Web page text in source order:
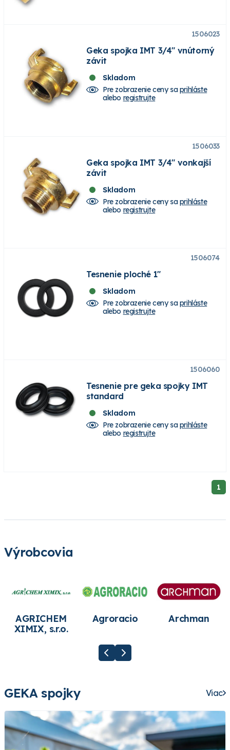
1506023
Geka spojka IMT 3/4" vnútorný
závit
Skladom
Pre zobrazenie ceny saprihláste
alebo registrujte
1506033
Geka spojka IMT 3/4" vonkajší
závit
Skladom
Pre zobrazenie ceny saprihláste
alebo registrujte
1506074
Tesnenie ploché 1"
Skladom
Pre zobrazenie ceny saprihláste
alebo registrujte
1506060
Tesnenie pre geka spojky IMT
standard
Skladom
Pre zobrazenie ceny saprihláste
alebo registrujte
1
Výrobcovia
AGRICHEM
XIMIX, s.r.o.
Agroracio Archman
GEKA spojky Viac